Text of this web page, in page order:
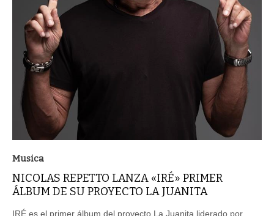
Musica
NICOLAS REPETTO LANZA «IRÉ» PRIMER
ÁLBUM DE SU PROYECTO LA JUANITA
IRÉ es el primer álbum del proyecto La Juanita liderado por